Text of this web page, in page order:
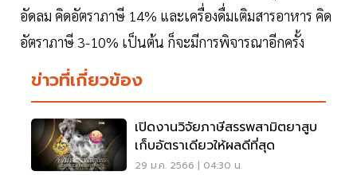
อัดลม คิดอัตราภาษี 14% และเครื่องดื่มเติมสารอาหาร คิด
อัตราภาษี 3-10% เป็นต้น ก็จะมีการพิจารณาอีกครั้ง
ข่าวที่เกี่ยวข้อง
เปิดงานวิจัยภาษีสรรพสามิตยาสูบ
เก็บอัตราเดียวให้ผลดีที่สุด
29 ม.ค. 2566 | 04:30 น.